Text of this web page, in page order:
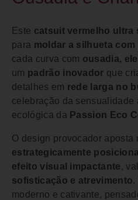
Este catsuit vermelho ultra
para moldar a silhueta com
cada curva com ousadia,
um padrão inovador que
detalhes em rede larga no
celebração da sensualidade
ecológica da Passion Eco
O design provocador aposta
estrategicamente
efeito visual impactante ,
sofisticação e atrevimento
moderno e cativante,